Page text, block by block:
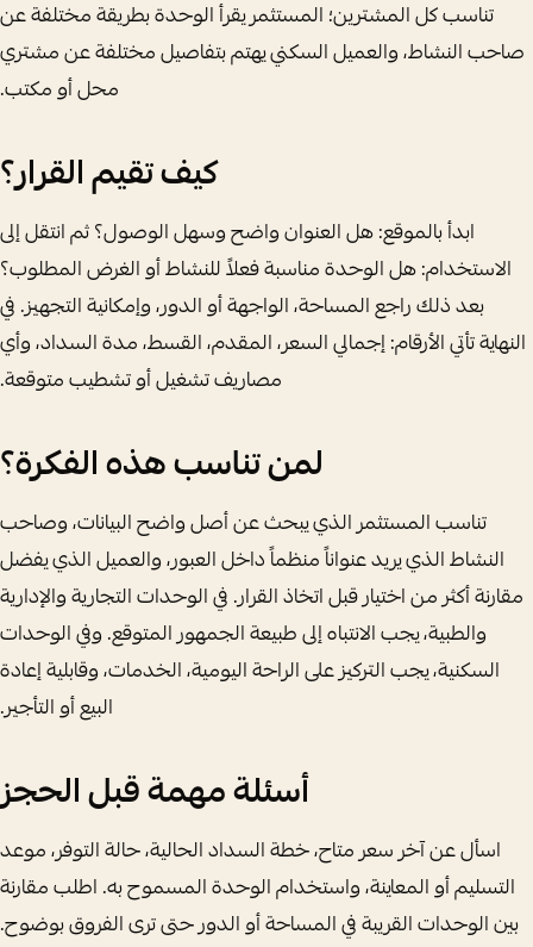
تناسب كل المشترين؛ المستثمر يقرأ الوحدة بطريقة مختلفة عن
صاحب النشاط، والعميل السكني يهتم بتفاصيل مختلفة عن مشتري
محل أو مكتب.
كيف تقيم القرار؟
ابدأ بالموقع: هل العنوان واضح وسهل الوصول؟ ثم انتقل إلى
الاستخدام: هل الوحدة مناسبة فعلاً للنشاط أو الغرض المطلوب؟
بعد ذلك راجع المساحة، الواجهة أو الدور، وإمكانية التجهيز. في
النهاية تأتي الأرقام: إجمالي السعر، المقدم، القسط، مدة السداد، وأي
مصاريف تشغيل أو تشطيب متوقعة.
لمن تناسب هذه الفكرة؟
تناسب المستثمر الذي يبحث عن أصل واضح البيانات، وصاحب
النشاط الذي يريد عنواناً منظماً داخل العبور، والعميل الذي يفضل
مقارنة أكثر من اختيار قبل اتخاذ القرار. في الوحدات التجارية والإدارية
والطبية، يجب الانتباه إلى طبيعة الجمهور المتوقع. وفي الوحدات
السكنية، يجب التركيز على الراحة اليومية، الخدمات، وقابلية إعادة
البيع أو التأجير.
أسئلة مهمة قبل الحجز
اسأل عن آخر سعر متاح، خطة السداد الحالية، حالة التوفر، موعد
التسليم أو المعاينة، واستخدام الوحدة المسموح به. اطلب مقارنة
بين الوحدات القريبة في المساحة أو الدور حتى ترى الفروق بوضوح.